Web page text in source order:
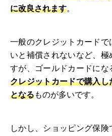
に改良されます。
一般のクレジットカード
いと補償されないなど、
すが、ゴールドカードにな
クレジットカードで購入
となるものが多いです。
しかし、ショッピング保険